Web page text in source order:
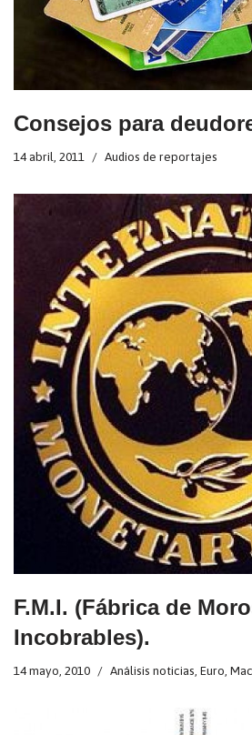
Consejos para
14 abril, 2011 Audios de reportajes
F.M.I. (Fábrica de
Incobrables).
14 mayo, 2010 Análisis noticias Euro